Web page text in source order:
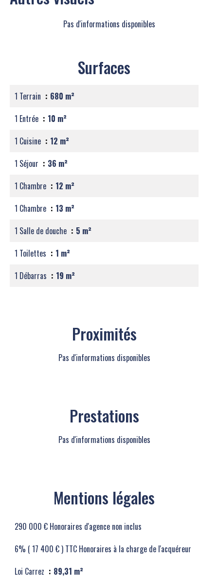
Pas d'informations disponibles
Surfaces
1 Terrain
680 m²
1 Entrée
10 m²
1 Cuisine
12 m²
1 Séjour
36 m²
1 Chambre
12 m²
1 Chambre
13 m²
1 Salle de douche
5 m²
1 Toilettes
1 m²
1 Débarras
19 m²
Proximités
Pas d'informations disponibles
Prestations
Pas d'informations disponibles
Mentions légales
290 000 € Honoraires d'agence non inclus
6% ( 17 400 € ) TTC Honoraires à la charge de l'acquéreur
Loi Carrez
89,31 m²